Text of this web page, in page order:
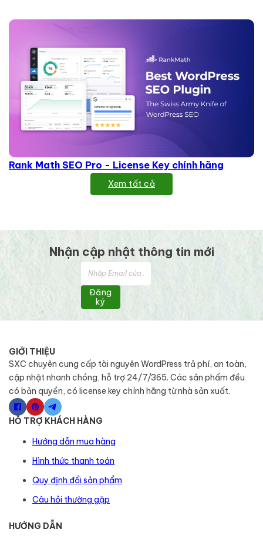
Rank Math SEO Pro - License Key chính hãng
Xem tất cả
Nhận cập nhật thông tin mới
Đăng
ký
GIỚI THIỆU
SXC chuyên cung cấp tài nguyên WordPress trả phí, an toàn,
cập nhật nhanh chóng, hỗ trợ 24/7/365. Các sản phẩm đều
có bản quyền, có license key chính hãng từ nhà sản xuất.
HỖ TRỢ KHÁCH HÀNG
Hướng dẫn mua hàng
Hình thức thanh toán
Quy định đổi sản phẩm
Câu hỏi thường gặp
HƯỚNG DẪN